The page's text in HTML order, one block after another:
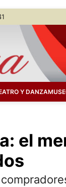
Y DANZA
el